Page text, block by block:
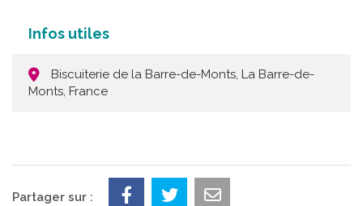
Infos utiles
Biscuiterie de la Barre-de-Monts, La Barre-de-
Monts, France
Partager sur :